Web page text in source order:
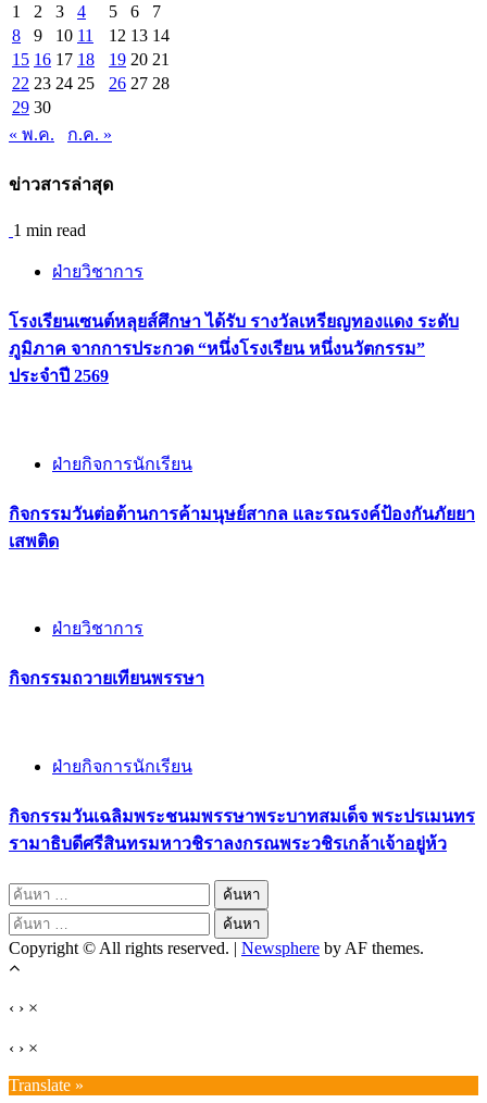
1
2 3 4 5 6
7
8
9 10 11 12 13 14
15 16 17 18 19 20 21
22 23 24 25 26 27 28
29 30
« พ.ค.
ก.ค. »
ข่าวสารล่าสุด
1 min read
ฝ่ายวิชาการ
โรงเรียนเซนต์หลุยส์ศึกษา ได้รับ รางวัลเหรียญทองแดง ระดับ
ภูมิภาค จากการประกวด “หนึ่งโรงเรียน หนึ่งนวัตกรรม”
ประจำปี 2569
ฝ่ายกิจการนักเรียน
กิจกรรม​วันต่อต้านการค้ามนุษย์สากล และรณรงค์ป้องกันภัยยา
เสพติด
ฝ่ายวิชาการ
กิจกรรมถวายเทียนพรรษา
ฝ่ายกิจการนักเรียน
กิจกรรมวันเฉลิมพระชนมพรรษาพระบาทสมเด็จ พระปรเมนทร
รามาธิบดีศรีสินทรมหาวชิราลงกรณพระวชิรเกล้าเจ้าอยู่ห้ว
ค้นหา
สำหรับ:
ค้นหา
สำหรับ:
Copyright © All rights reserved. | Newsphere by AF themes.
‹ › ×
‹ › ×
Translate »